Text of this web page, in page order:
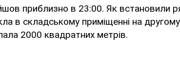
приблизно в 23:00. Як встановили
в складському приміщенні на
2000 квадратних метрів.